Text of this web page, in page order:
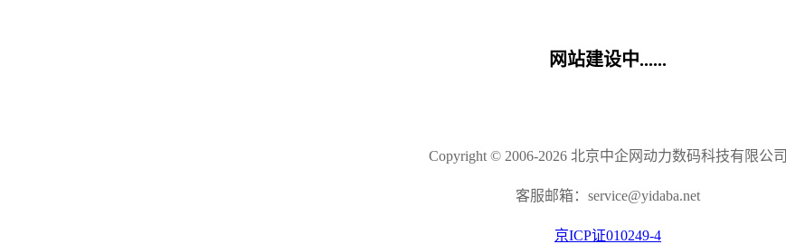
网站建设中......
Copyright © 2006-2026 北京中企网动力数码科技有限公司
客服邮箱：service@yidaba.net
京ICP证010249-4